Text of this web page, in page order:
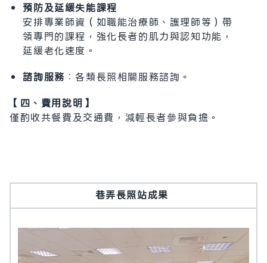
預防及延緩失能課程
安排專業師資（如職能治療師、護理師等）帶
領專門的課程，強化長者的肌力與認知功能，
延緩老化速度。
諮詢服務 ：各類長照相關服務諮詢。
【四、費用說明】
僅酌收共餐費及交通費，減輕長者參與負擔。
巷弄長照站成果